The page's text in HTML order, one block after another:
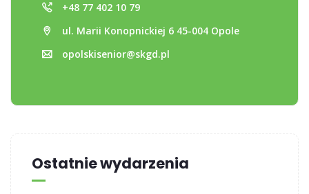
+48 77 402 10 79
ul. Marii Konopnickiej 6 45-004 Opole
opolskisenior@skgd.pl
Ostatnie wydarzenia